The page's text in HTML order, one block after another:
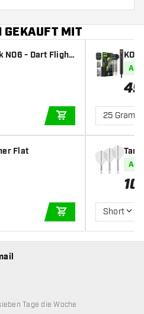
MIT
NO6 - Dart Flight
IN DEN
Flat
IN DEN
Auf
49
25 Gramm
Auf
10
Short
nicht verfügbar
Tage die Woche